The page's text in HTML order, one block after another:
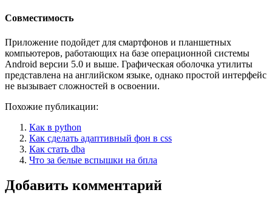
Совместимость
Приложение подойдет для смартфонов и планшетных
компьютеров, работающих на базе операционной системы
Android версии 5.0 и выше. Графическая оболочка утилиты
представлена на английском языке, однако простой интерфейс
не вызывает сложностей в освоении.
Похожие публикации:
Как в python
Как сделать адаптивный фон в css
Как стать dba
Что за белые вспышки на бпла
Добавить комментарий